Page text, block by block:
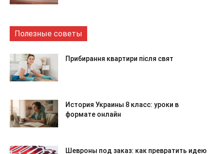
Полезные советы
Прибирання квартири після свят
История Украины 8 класс: уроки в
формате онлайн
Шевроны под заказ: как превратить идею